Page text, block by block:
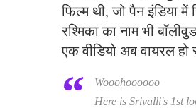
फिल्म थी, जो पैन इंडिया
रश्मिका का नाम भी
एक वीडियो अब वायरल हो
Wooohoooooo
Here is Srivalli's 1st